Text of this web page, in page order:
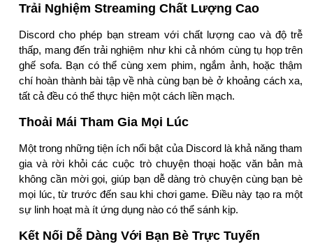
Trải Nghiệm Streaming Chất Lượng Cao
Discord cho phép bạn stream với chất lượng cao và độ trễ
thấp, mang đến trải nghiệm như khi cả nhóm cùng tụ họp trên
ghế sofa. Bạn có thể cùng xem phim, ngắm ảnh, hoặc thậm
chí hoàn thành bài tập về nhà cùng bạn bè ở khoảng cách xa,
tất cả đều có thể thực hiện một cách liền mạch.
Thoải Mái Tham Gia Mọi Lúc
Một trong những tiện ích nổi bật của Discord là khả năng tham
gia và rời khỏi các cuộc trò chuyện thoại hoặc văn bản mà
không cần mời gọi, giúp bạn dễ dàng trò chuyện cùng bạn bè
mọi lúc, từ trước đến sau khi chơi game. Điều này tạo ra một
sự linh hoạt mà ít ứng dụng nào có thể sánh kịp.
Kết Nối Dễ Dàng Với Bạn Bè Trực Tuyến